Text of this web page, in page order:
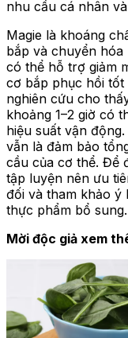
nhu cầu cá nhân
Magie là khoáng
bắp và chuyển hóa
có thể hỗ trợ giảm
cơ bắp phục hồi
nghiên cứu cho
khoảng 1–2 giờ có
hiệu suất vận
vẫn là đảm bảo
cầu của cơ thể. Để
tập luyện nên ưu
đối và tham khảo ý
thực phẩm bổ sung.
Mời độc giả xem